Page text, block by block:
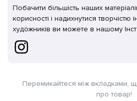
Побачити більшість наших
корисності і надихнутися творчістю
художників ви можете в нашому
Перемикайтеся між вкладками,
про товар!